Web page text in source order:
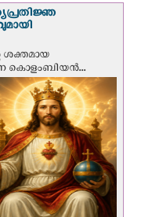
ശക്തമായ
കൊളംബിയന്‍...